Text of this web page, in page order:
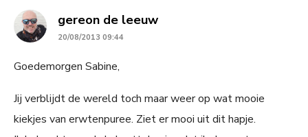
gereon de leeuwsays:
20/08/2013 09:44
Goedemorgen Sabine,
Jij verblijdt de wereld toch maar weer op wat mooie
kiekjes van erwtenpuree. Ziet er mooi uit dit hapje.